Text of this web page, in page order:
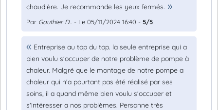
chaudière. Je recommande les yeux fermés.
Par Gauthier D... - Le 05/11/2024 16:40 - 5/5
Entreprise au top du top. la seule entreprise qui a
bien voulu s'occuper de notre problème de pompe à
chaleur. Malgré que le montage de notre pompe a
chaleur qui n'a pourtant pas été réalisé par ses
soins, il a quand même bien voulu s'occuper et
s'intéresser a nos problèmes. Personne très